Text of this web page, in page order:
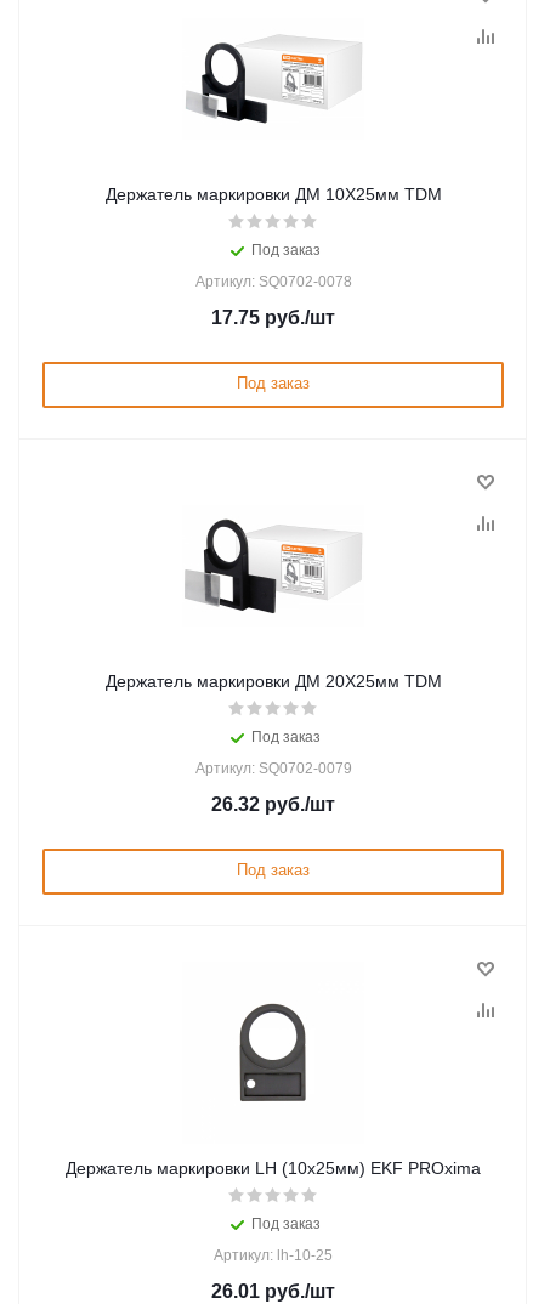
Держатель маркировки ДМ 10Х25мм TDM
Под заказ
Артикул: SQ0702-0078
17.75 руб./шт
Под заказ
Держатель маркировки ДМ 20Х25мм TDM
Под заказ
Артикул: SQ0702-0079
26.32 руб./шт
Под заказ
Держатель маркировки LH (10x25мм) EKF PROxima
Под заказ
Артикул: lh-10-25
26.01 руб./шт